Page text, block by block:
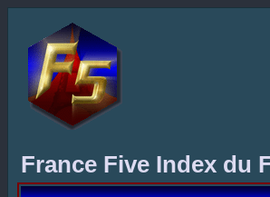
France Five Index du